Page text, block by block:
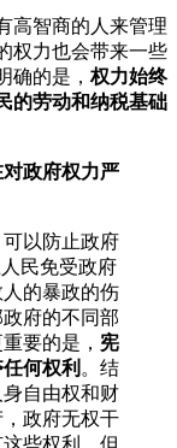
高智商的人来管理
权力也会带来一些
确的是，权力始终
的劳动和纳税基础
政府权力严
以防止政府
民免受政府
的暴政的伤
府的不同部
要的是， 宪
何权利 。结
自由权和财
政府无权干
些权利，但